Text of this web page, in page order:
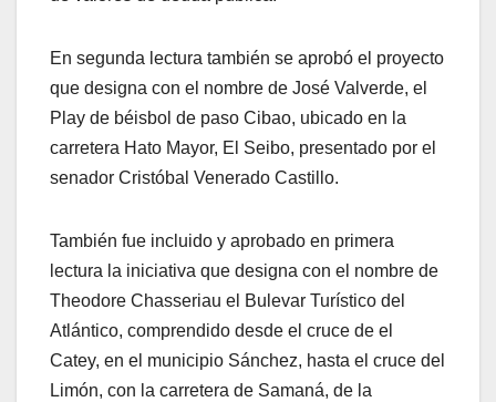
En segunda lectura también se aprobó el proyecto
que designa con el nombre de José Valverde, el
Play de béisbol de paso Cibao, ubicado en la
carretera Hato Mayor, El Seibo, presentado por el
senador Cristóbal Venerado Castillo.
También fue incluido y aprobado en primera
lectura la iniciativa que designa con el nombre de
Theodore Chasseriau el Bulevar Turístico del
Atlántico, comprendido desde el cruce de el
Catey, en el municipio Sánchez, hasta el cruce del
Limón, con la carretera de Samaná, de la